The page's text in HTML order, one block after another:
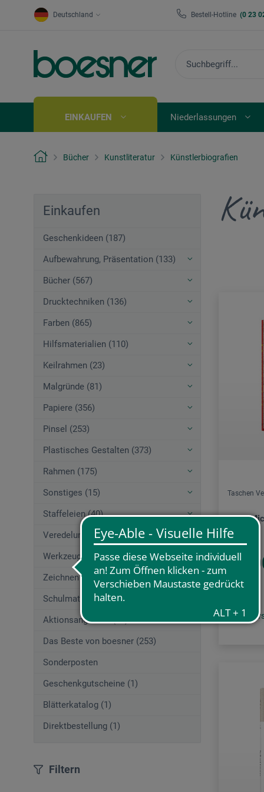
Deutschland Bestell-Hotline (0 23
EINKAUFEN Niederlassungen
Bücher Kunstliteratur Künstlerbiografien
Einkaufen
Geschenkideen (187)
Aufbewahrung, Präsentation (133)
Bücher (567)
Drucktechniken (136)
Farben (865)
Hilfsmaterialien (110)
Keilrahmen (23)
Malgründe (81)
Papiere (356)
Pinsel (253)
Plastisches Gestalten (373)
Rahmen (175)
Sonstiges (15)
Staffeleien (40)
Veredelungstechniken (83)
Werkzeuge (167)
Zeichnen (580)
Schulmaterial (195)
Aktionsangebote (29)
Das Beste von boesner (253)
Sonderposten
Geschenkgutscheine (1)
Blätterkatalog (1)
Direktbestellung (1)
Filtern
Taschen
Jean-
zzgl.